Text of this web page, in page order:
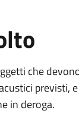
che
previsti,
in deroga.